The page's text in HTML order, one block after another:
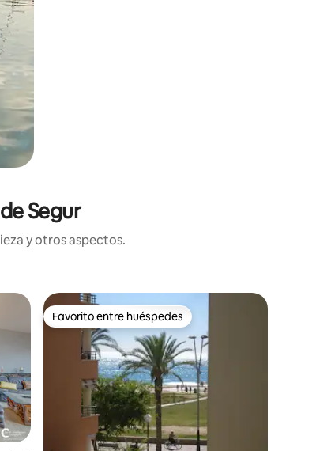
Segur
y otros aspectos.
Favorito entre huéspedes
Favorito entre huéspedes